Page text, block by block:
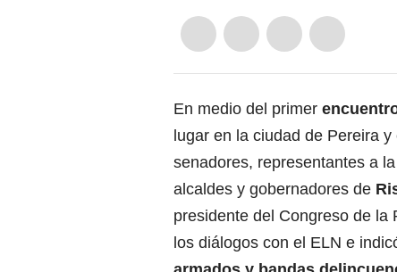
En medio del primer
lugar en la ciudad de Pereira
senadores, representantes a
alcaldes y gobernadores de
presidente del Congreso de la
los diálogos con el ELN e